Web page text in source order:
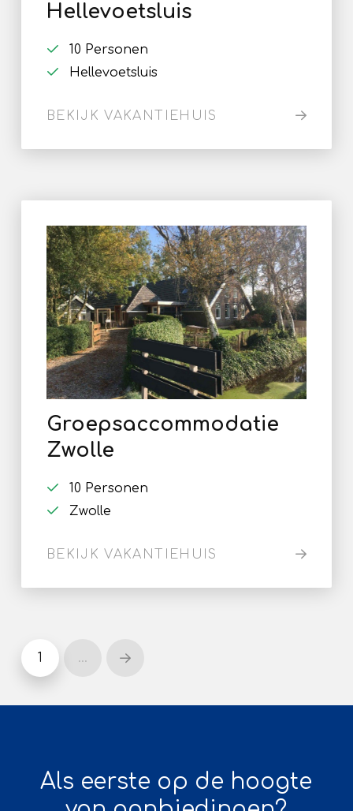
Hellevoetsluis
10 Personen
Hellevoetsluis
BEKIJK VAKANTIEHUIS
Groepsaccommodatie
Zwolle
10 Personen
Zwolle
BEKIJK VAKANTIEHUIS
1 … Next
Als eerste op de hoogte